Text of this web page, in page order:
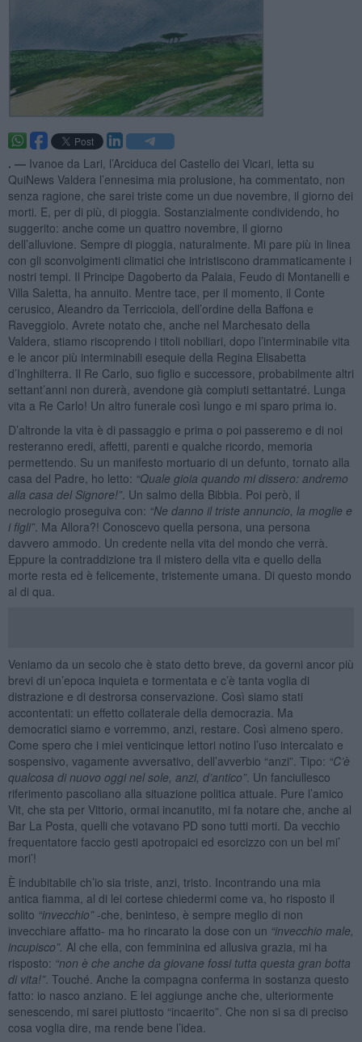
. — Ivanoe da Lari, l’Arciduca del Castello dei Vicari, letta su
QuiNews Valdera l’ennesima mia prolusione, ha commentato, non
senza ragione, che sarei triste come un due novembre, il giorno dei
morti. E, per di più, di pioggia. Sostanzialmente condividendo, ho
suggerito: anche come un quattro novembre, il giorno
dell’alluvione. Sempre di pioggia, naturalmente. Mi pare più in linea
con gli sconvolgimenti climatici che intristiscono drammaticamente i
nostri tempi. Il Principe Dagoberto da Palaia, Feudo di Montanelli e
Villa Saletta, ha annuito. Mentre tace, per il momento, il Conte
cerusico, Aleandro da Terricciola, dell’ordine della Baffona e
Raveggiolo. Avrete notato che, anche nel Marchesato della
Valdera, stiamo riscoprendo i titoli nobiliari, dopo l’interminabile vita
e le ancor più interminabili esequie della Regina Elisabetta
d’Inghilterra. Il Re Carlo, suo figlio e successore, probabilmente altri
settant’anni non durerà, avendone già compiuti settantatré. Lunga
vita a Re Carlo! Un altro funerale così lungo e mi sparo prima io.
D’altronde la vita è di passaggio e prima o poi passeremo e di noi
resteranno eredi, affetti, parenti e qualche ricordo, memoria
permettendo. Su un manifesto mortuario di un defunto, tornato alla
casa del Padre, ho letto: “Quale gioia quando mi dissero: andremo
alla casa del Signore!”. Un salmo della Bibbia. Poi però, il
necrologio proseguiva con: “Ne danno il triste annuncio, la moglie e
i figli”. Ma Allora?! Conoscevo quella persona, una persona
davvero ammodo. Un credente nella vita del mondo che verrà.
Eppure la contraddizione tra il mistero della vita e quello della
morte resta ed è felicemente, tristemente umana. Di questo mondo
al di qua.
Veniamo da un secolo che è stato detto breve, da governi ancor più
brevi di un’epoca inquieta e tormentata e c’è tanta voglia di
distrazione e di destrorsa conservazione. Così siamo stati
accontentati: un effetto collaterale della democrazia. Ma
democratici siamo e vorremmo, anzi, restare. Così almeno spero.
Come spero che i miei venticinque lettori notino l’uso intercalato e
sospensivo, vagamente avversativo, dell’avverbio “anzi”. Tipo: “C’è
qualcosa di nuovo oggi nel sole, anzi, d’antico”. Un fanciullesco
riferimento pascoliano alla situazione politica attuale. Pure l’amico
Vit, che sta per Vittorio, ormai incanutito, mi fa notare che, anche al
Bar La Posta, quelli che votavano PD sono tutti morti. Da vecchio
frequentatore faccio gesti apotropaici ed esorcizzo con un bel mi’
mori’!
È indubitabile ch’io sia triste, anzi, tristo. Incontrando una mia
antica fiamma, al di lei cortese chiedermi come va, ho risposto il
solito “invecchio”-che, beninteso, è sempre meglio di non
invecchiare affatto- ma ho rincarato la dose con un “invecchio male,
incupisco”. Al che ella, con femminina ed allusiva grazia, mi ha
risposto: “non è che anche da giovane fossi tutta questa gran botta
di vita!”. Touché. Anche la compagna conferma in sostanza questo
fatto: io nasco anziano. E lei aggiunge anche che, ulteriormente
senescendo, mi sarei piuttosto “incaerito”. Che non si sa di preciso
cosa voglia dire, ma rende bene l’idea.